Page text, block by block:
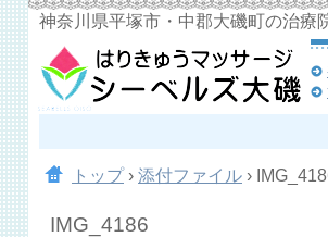
神奈川県平塚市・中郡大磯町の治療
トップ › 添付ファイル ›
IMG_4186